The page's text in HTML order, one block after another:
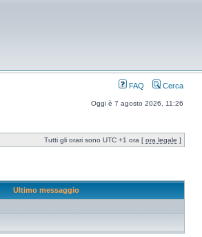
FAQ Cerca
Oggi è 7 agosto 2026, 11:26
Tutti gli orari sono UTC +1 ora [ ora legale ]
Ultimo messaggio